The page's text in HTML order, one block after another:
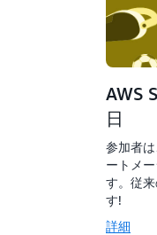
AWS
日
参加者
ートメ
す。従
す!
詳細